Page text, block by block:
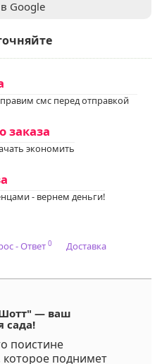
вредителей
Мы предлагаем
вашим садом. Запись
пожалуйста,
свяжитесь с нами для
дополнительной
информации.
+375298412160
64
Google
смс перед отправкой
заказа
экономить
- вернем деньги!
- Ответ 0
Доставка
— ваш
сада!
поистине
которое поднимет